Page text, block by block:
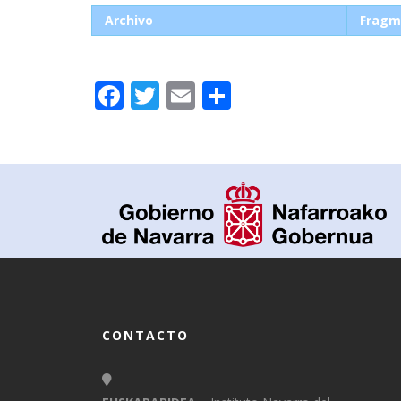
Archivo
Facebook
Twitter
Email
CONTACTO